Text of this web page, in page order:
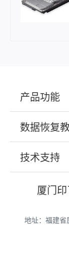
产品功能
数据恢复
技术支持
厦门
地址：福建省